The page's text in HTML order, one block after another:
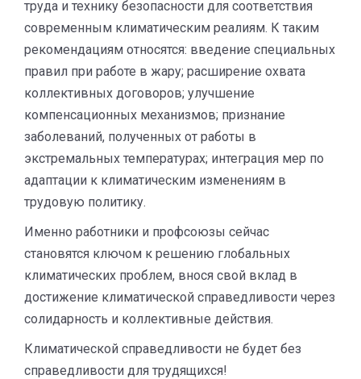
труда и технику безопасности для соответствия
современным климатическим реалиям. К таким
рекомендациям относятся: введение специальных
правил при работе в жару; расширение охвата
коллективных договоров; улучшение
компенсационных механизмов; признание
заболеваний, полученных от работы в
экстремальных температурах; интеграция мер по
адаптации к климатическим изменениям в
трудовую политику.
Именно работники и профсоюзы сейчас
становятся ключом к решению глобальных
климатических проблем, внося свой вклад в
достижение климатической справедливости через
солидарность и коллективные действия.
Климатической справедливости не будет без
справедливости для трудящихся!